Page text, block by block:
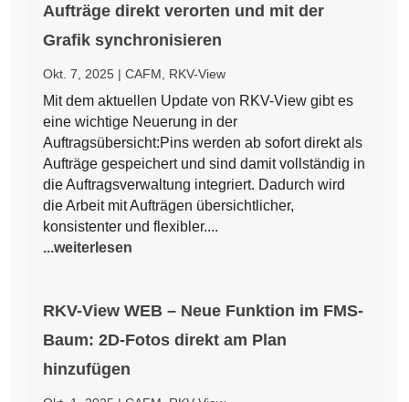
Aufträge direkt verorten und mit der
Grafik synchronisieren
Okt. 7, 2025 |CAFM RKV-View
Mit dem aktuellen Update von RKV-View gibt es
eine wichtige Neuerung in der
Auftragsübersicht:Pins werden ab sofort direkt als
Aufträge gespeichert und sind damit vollständig in
die Auftragsverwaltung integriert. Dadurch wird
die Arbeit mit Aufträgen übersichtlicher,
konsistenter und flexibler....
...weiterlesen
RKV-View WEB – Neue Funktion im FMS-
Baum: 2D-Fotos direkt am Plan
hinzufügen